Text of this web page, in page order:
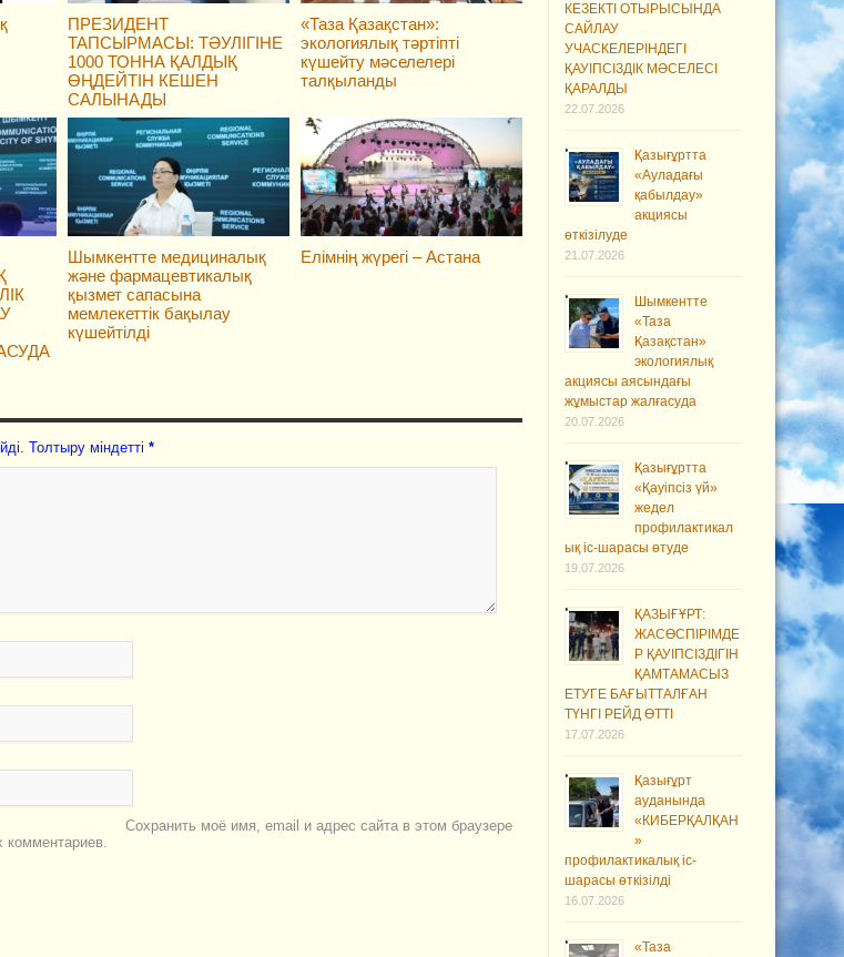
ПРЕЗИДЕНТ
ТАПСЫРМАСЫ: ТӘУЛІГІНЕ
1000 ТОННА ҚАЛДЫҚ
ӨҢДЕЙТІН КЕШЕН
САЛЫНАДЫ
«Таза Қазақстан»:
экологиялық тәртіпті
күшейту мәселелері
талқыланды
Шымкентте медициналық
және фармацевтикалық
қызмет сапасына
мемлекеттік бақылау
күшейтілді
Елімнің жүрегі – Астана
Толтыру міндетті *
Сохранить моё имя, email и адрес сайта в этом браузере
КЕЗЕКТІ ОТЫРЫСЫНДА
САЙЛАУ
УЧАСКЕЛЕРІНДЕГІ
ҚАУІПСІЗДІК МӘСЕЛЕСІ
ҚАРАЛДЫ
22.07.2026
Қазығұртта
«Ауладағы
қабылдау»
акциясы
өткізілуде
21.07.2026
Шымкентте
«Таза
Қазақстан»
экологиялық
акциясы аясындағы
жұмыстар жалғасуда
20.07.2026
Қазығұртта
«Қауіпсіз үй»
жедел
профилактикал
ық іс-шарасы өтуде
19.07.2026
ҚАЗЫҒҰРТ:
ЖАСӨСПІРІМДЕ
Р ҚАУІПСІЗДІГІН
ҚАМТАМАСЫЗ
ЕТУГЕ БАҒЫТТАЛҒАН
ТҮНГІ РЕЙД ӨТТІ
17.07.2026
Қазығұрт
ауданында
«КИБЕРҚАЛҚАН
»
профилактикалық іс-
шарасы өткізілді
16.07.2026
«Таза